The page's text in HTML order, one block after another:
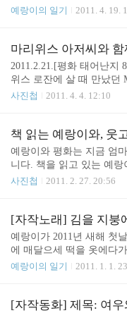
빠)는 옆에서 보다가 깜짝
위로 나뭇잎이 떨어져서
이의 그림을 보며 이야기
동화를 보는듯한 느낌을
면, 역 이름이 [오역]인데
19일 (예랑이 52개월)
예랑이의 일기 2011. 4. 19.
마리위스 아저씨와
2011.2.21.[평화 태어난지
위스 로잔에 살 때 만났던
많이 도와주셨던 고마운
있어요 올림픽공원 근처에
랑이가 솔방울과 솔잎을
네요. 솔잎이 토끼 귀랍니
Marius를 만나러 갔었지
(올림픽공원)에서 찍은 사
사진첩 2011. 4. 4. 12:10
책 읽는 예랑이와, 웃
예랑이와 평화는 지금 엄
니다. 책을 읽고 있는 예
년 아니면 3학년 책이에요
평화가 웃고 있네요. 사랑
일 (평화 12일)
사진첩 2011. 2. 27. 20:56
[자작노래] 김을 지붕
예랑이가 2011년 새해 첫
에 매달으세 떡을 옷에다
이에 붙이세 귤을 수건에
심으세 신발을 바지에 심
예랑이의 일기 2011. 1. 1.
[자작동화] 제목: 여우